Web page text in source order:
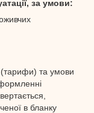
за умови:
(тарифи) та умови
в бланку